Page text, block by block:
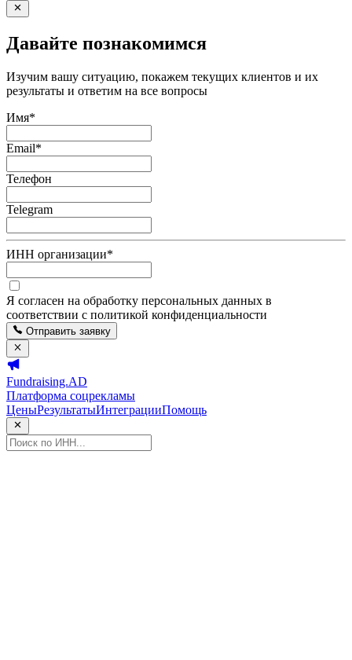
Давайте познакомимся
Изучим вашу ситуацию, покажем текущих клиентов и их
результаты и ответим на все вопросы
Имя*
Email*
Телефон
Telegram
ИНН организации*
Я согласен на обработку персональных данных в
соответствии с политикой конфиденциальности
Отправить заявку
Fundraising.AD
Платформа соцрекламы
ЦеныРезультатыИнтеграцииПомощь